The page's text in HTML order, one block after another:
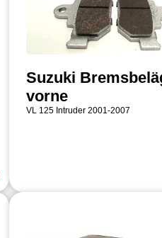
Suzuki
vorne
VL 125 Intruder 2001-2007